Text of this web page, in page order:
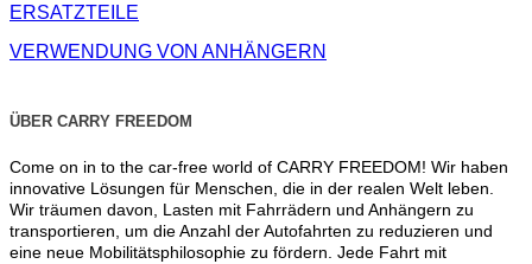
ERSATZTEILE
VERWENDUNG VON ANHÄNGERN
ÜBER CARRY FREEDOM
Come on in to the car-free world of CARRY FREEDOM! Wir haben
innovative Lösungen für Menschen, die in der realen Welt leben.
Wir träumen davon, Lasten mit Fahrrädern und Anhängern zu
transportieren, um die Anzahl der Autofahrten zu reduzieren und
eine neue Mobilitätsphilosophie zu fördern. Jede Fahrt mit